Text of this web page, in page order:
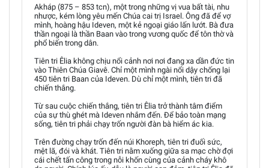
Akháp (875 – 853 tcn), một trong những vị vua bất tài, nhu
nhược, kém lòng yêu mến Chúa cai trị Israel. Ông đã để vợ
mình, hoàng hậu Ideven, một kẻ ngoại giáo lấn lướt. Bà đưa
thần ngoại là thần Baan vào trong vương quốc để tôn thờ và
phổ biến trong dân.
Tiên tri Êlia không chịu nổi cảnh nơi nơi đang xa dần đức tin
vào Thiên Chúa Giavê. Chỉ một mình ngài nổi dậy chống lại
450 tiên tri Baan của Ideven. Dù chỉ một mình, tiên tri đã
chiến thắng.
Từ sau cuộc chiến thắng, tiên tri Êlia trở thành tâm điểm
của sự thù ghét mà Ideven nhắm đến. Để bảo toàn mạng
sống, tiên tri phải chạy trốn người đàn bà hiểm ác kia.
Trên đường chạy trốn đến núi Khoreph, tiên tri đuối sức,
mệt lã, đói và khát. Tiên tri nằm xuống giữa sa mạc chờ đợi
cái chết tấn công trong nỗi khốn cùng của cảnh cháy khô